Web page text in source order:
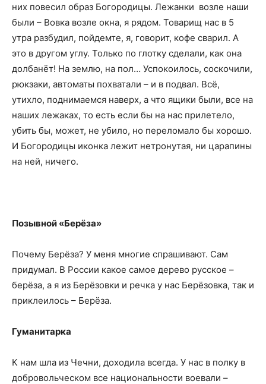
них повесил образ Богородицы. Лежанки возле наши
были – Вовка возле окна, я рядом. Товарищ нас в 5
утра разбудил, пойдемте, я, говорит, кофе сварил. А
это в другом углу. Только по глотку сделали, как она
долбанёт! На землю, на пол… Успокоилось, соскочили,
рюкзаки, автоматы похватали – и в подвал. Всё,
утихло, поднимаемся наверх, а что ящики были, все на
наших лежаках, то есть если бы на нас прилетело,
убить бы, может, не убило, но переломало бы хорошо.
И Богородицы иконка лежит нетронутая, ни царапины
на ней, ничего.
Позывной «Берёза»
Почему Берёза? У меня многие спрашивают. Сам
придумал. В России какое самое дерево русское –
берёза, а я из Берёзовки и речка у нас Берёзовка, так и
приклеилось – Берёза.
Гуманитарка
К нам шла из Чечни, доходила всегда. У нас в полку в
добровольческом все национальности воевали –